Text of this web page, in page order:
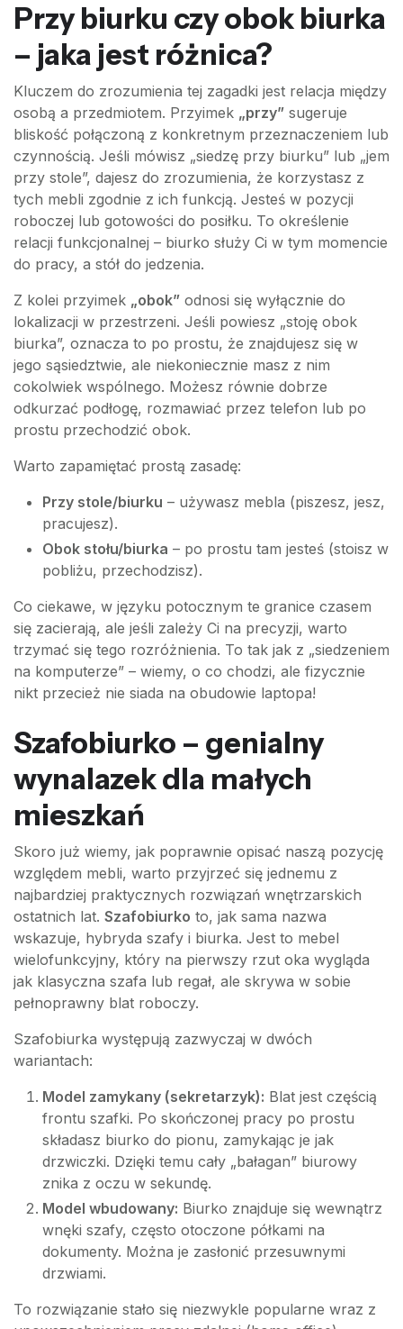
Przy biurku czy obok biurka
– jaka jest różnica?
Kluczem do zrozumienia tej zagadki jest relacja między
osobą a przedmiotem. Przyimek „przy” sugeruje
bliskość połączoną z konkretnym przeznaczeniem lub
czynnością. Jeśli mówisz „siedzę przy biurku” lub „jem
przy stole”, dajesz do zrozumienia, że korzystasz z
tych mebli zgodnie z ich funkcją. Jesteś w pozycji
roboczej lub gotowości do posiłku. To określenie
relacji funkcjonalnej – biurko służy Ci w tym momencie
do pracy, a stół do jedzenia.
Z kolei przyimek „obok” odnosi się wyłącznie do
lokalizacji w przestrzeni. Jeśli powiesz „stoję obok
biurka”, oznacza to po prostu, że znajdujesz się w
jego sąsiedztwie, ale niekoniecznie masz z nim
cokolwiek wspólnego. Możesz równie dobrze
odkurzać podłogę, rozmawiać przez telefon lub po
prostu przechodzić obok.
Warto zapamiętać prostą zasadę:
Przy stole/biurku – używasz mebla (piszesz, jesz,
pracujesz).
Obok stołu/biurka – po prostu tam jesteś (stoisz w
pobliżu, przechodzisz).
Co ciekawe, w języku potocznym te granice czasem
się zacierają, ale jeśli zależy Ci na precyzji, warto
trzymać się tego rozróżnienia. To tak jak z „siedzeniem
na komputerze” – wiemy, o co chodzi, ale fizycznie
nikt przecież nie siada na obudowie laptopa!
Szafobiurko – genialny
wynalazek dla małych
mieszkań
Skoro już wiemy, jak poprawnie opisać naszą pozycję
względem mebli, warto przyjrzeć się jednemu z
najbardziej praktycznych rozwiązań wnętrzarskich
ostatnich lat. Szafobiurko to, jak sama nazwa
wskazuje, hybryda szafy i biurka. Jest to mebel
wielofunkcyjny, który na pierwszy rzut oka wygląda
jak klasyczna szafa lub regał, ale skrywa w sobie
pełnoprawny blat roboczy.
Szafobiurka występują zazwyczaj w dwóch
wariantach:
Model zamykany (sekretarzyk): Blat jest częścią
frontu szafki. Po skończonej pracy po prostu
składasz biurko do pionu, zamykając je jak
drzwiczki. Dzięki temu cały „bałagan” biurowy
znika z oczu w sekundę.
Model wbudowany: Biurko znajduje się wewnątrz
wnęki szafy, często otoczone półkami na
dokumenty. Można je zasłonić przesuwnymi
drzwiami.
To rozwiązanie stało się niezwykle popularne wraz z